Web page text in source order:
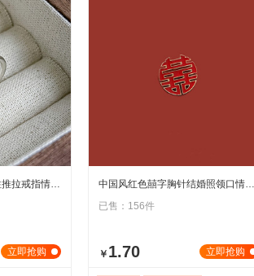
通体S925纯银光面圆柱推拉戒指情侣款日韩简约食指指环首饰品批发
立即抢购
中国风红色囍字胸针结婚照领口情侣可爱徽章男饰品扣针西装配饰女
已售：156件
立即抢购
￥ 1.70